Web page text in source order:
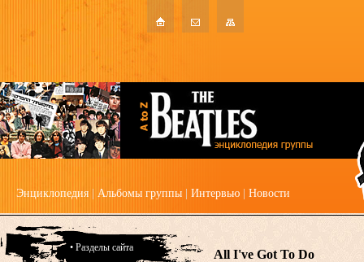
Энциклопедия Альбомы группы Интервью Новости
All I've Got To Do
• Разделы сайта